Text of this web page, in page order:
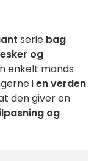
serie bag
og
enkelt mands
ien verden
den giver en
og